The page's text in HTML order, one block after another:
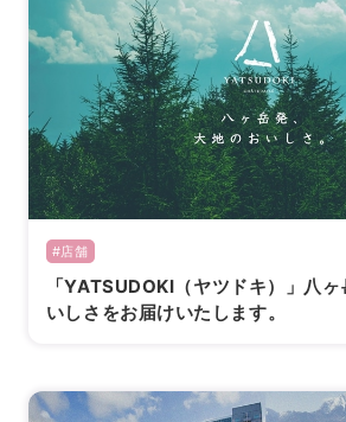
#店舗
「YATSUDOKI（ヤツドキ）」八
いしさをお届けいたします。